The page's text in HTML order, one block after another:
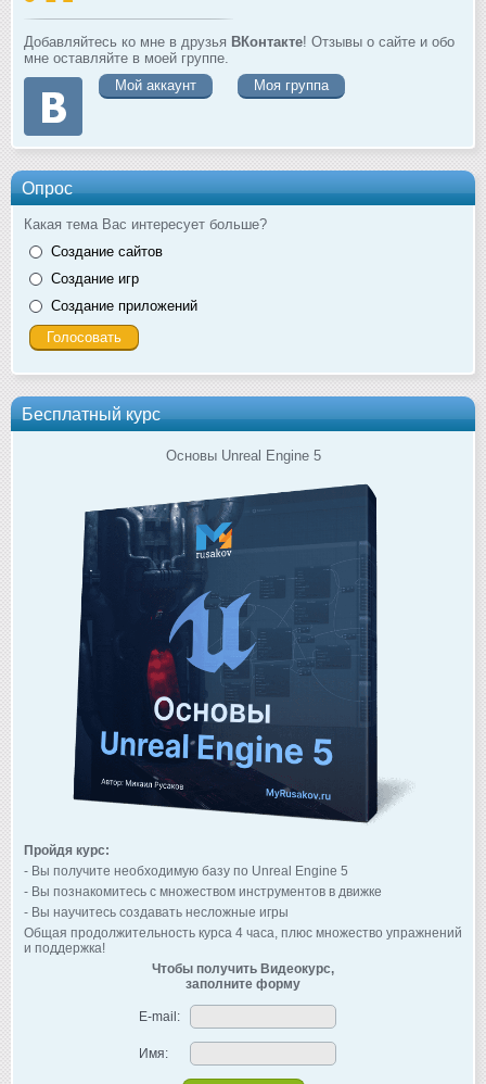
Добавляйтесь ко мне в друзья ВКонтакте! Отзывы о сайте и обо
мне оставляйте в моей группе.
Мой аккаунт
Моя группа
Опрос
Какая тема Вас интересует больше?
Создание сайтов
Создание игр
Создание приложений
Бесплатный курс
Основы Unreal Engine 5
Пройдя курс:
- Вы получите необходимую базу по Unreal Engine 5
- Вы познакомитесь с множеством инструментов в движке
- Вы научитесь создавать несложные игры
Общая продолжительность курса 4 часа, плюс множество упражнений
и поддержка!
Чтобы получить Видеокурс,
заполните форму
E-mail:
Имя: